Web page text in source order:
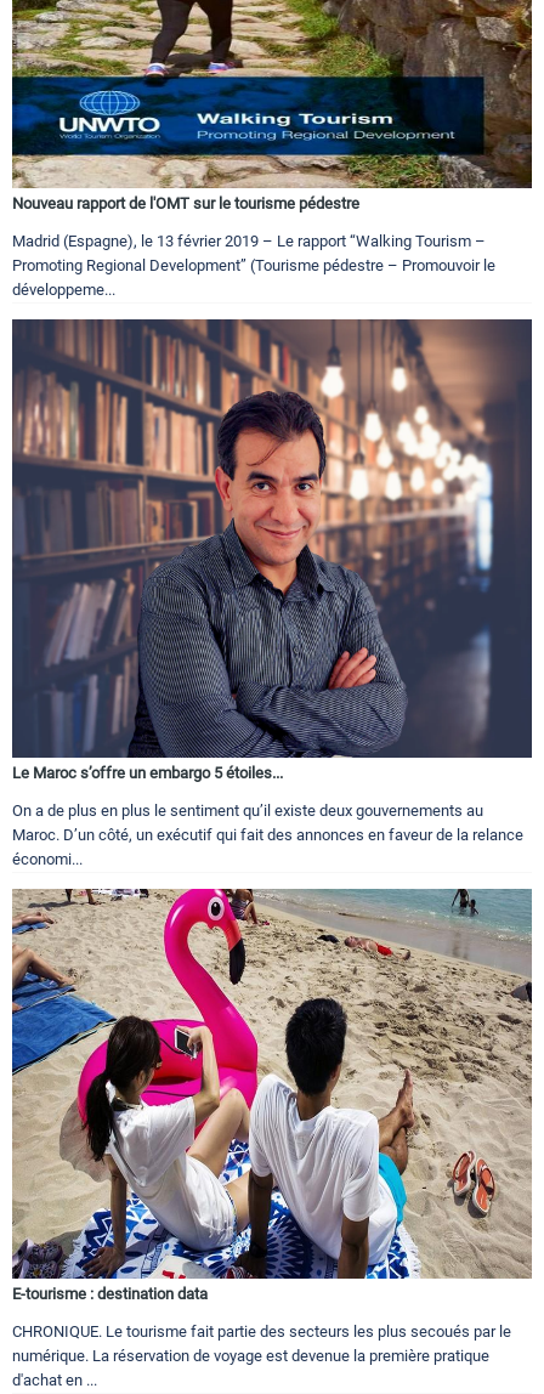
Nouveau rapport de l'OMT sur le tourisme pédestre
Madrid (Espagne), le 13 février 2019 – Le rapport “Walking Tourism –
Promoting Regional Development” (Tourisme pédestre – Promouvoir le
développeme...
Le Maroc s’offre un embargo 5 étoiles...
On a de plus en plus le sentiment qu’il existe deux gouvernements au
Maroc. D’un côté, un exécutif qui fait des annonces en faveur de la relance
économi...
E-tourisme : destination data
CHRONIQUE. Le tourisme fait partie des secteurs les plus secoués par le
numérique. La réservation de voyage est devenue la première pratique
d'achat en ...